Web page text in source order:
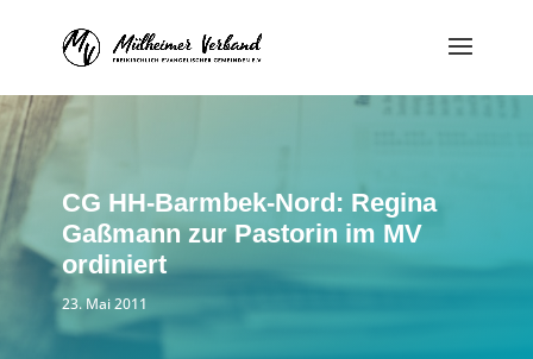
CG HH-Barmbek-Nord: Regina
Gaßmann zur Pastorin im MV
ordiniert
23. Mai 2011